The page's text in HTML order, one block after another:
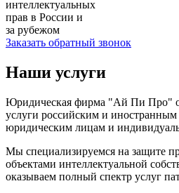
интеллектуальных
прав в России и
за рубежом
Заказать обратный звонок
Наши услуги
Юридическая фирма "Ай Пи Про"
услуги российским и
юридическим лицам и
Мы специализируемся на защите
объектами интеллектуальной
оказываем полный спектр услуг